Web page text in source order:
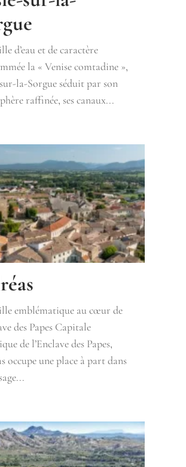
d’eau et de caractère
la « Venise comtadine »,
la-Sorgue séduit par son
raffinée, ses canaux...
emblématique au cœur de
des Papes Capitale
de l’Enclave des Papes,
occupe une place à part dans